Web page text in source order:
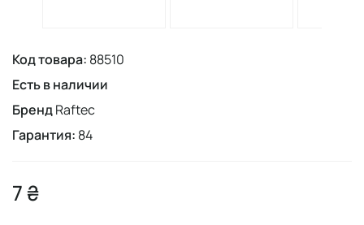
Код товара: 88510
Есть в наличии
БрендRaftec
Гарантия: 84
7 ₴